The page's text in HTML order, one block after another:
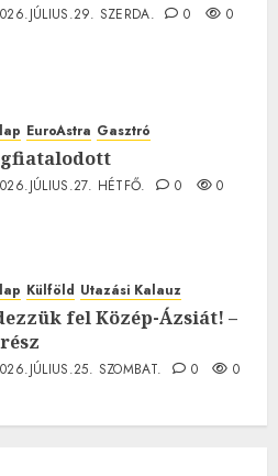
SZERDA. 0 0
EuroAstra Gasztró
HÉTFŐ. 0 0
Külföld Utazási Kalauz
fel Közép-Ázsiát! –
SZOMBAT. 0 0